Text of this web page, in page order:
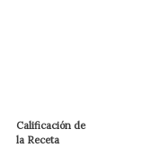
Calificación de
la Receta